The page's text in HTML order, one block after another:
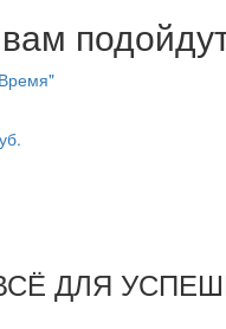
ДЛЯ